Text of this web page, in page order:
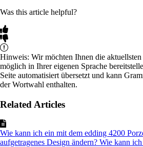
Was this article helpful?
Hinweis: Wir möchten Ihnen die
möglich in Ihrer eigenen Sprache
Seite automatisiert übersetzt und kann
der Wortwahl enthalten.
Related Articles
Wie kann ich ein mit dem edding 4200
aufgetragenes Design ändern? Wie kann